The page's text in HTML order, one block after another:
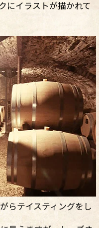
にイラストが描かれて
らテイスティングをし